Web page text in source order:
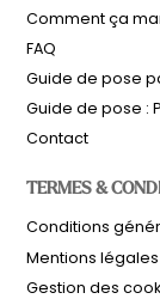
Hors frais
Comment ça
FAQ
Guide de pose
Guide de pose :
Contact
TERMES &
Conditions
Mentions légales
Gestion des